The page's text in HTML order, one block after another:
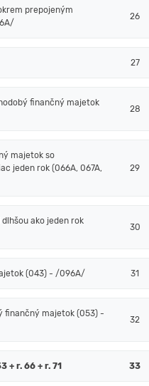
prepojeným
26
27
finančný majetok
28
majetok so
jeden rok (066A, 067A,
29
ako jeden rok
30
(043) - /096A/ 31
finančný majetok (053) -
32
+ r. 66 + r. 71 33